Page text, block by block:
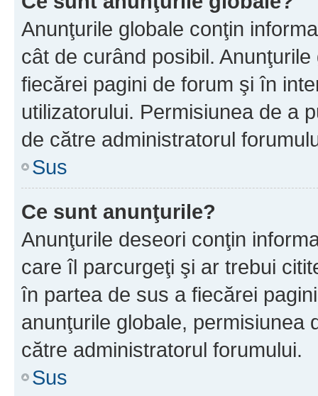
Anunţurile globale conţin
cât de curând posibil.
fiecărei pagini de forum şi în
utilizatorului. Permisiunea de a
de către administratorul
Sus
Ce sunt anunţurile?
Anunţurile deseori conţin
care îl parcurgeţi şi ar trebui
în partea de sus a fiecărei
anunţurile globale, permisiunea
către administratorul forumului.
Sus